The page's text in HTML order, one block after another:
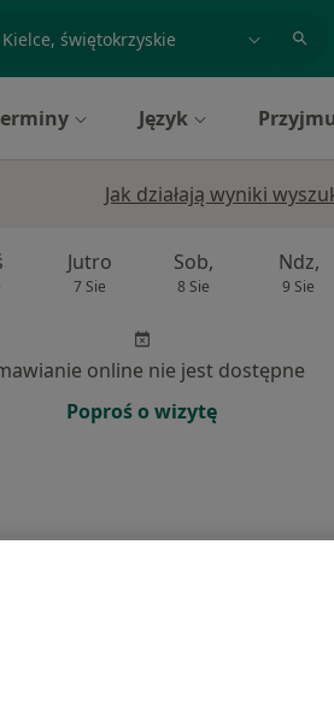
miasto lub dzielnica
Język
Jak działają wyniki
Jutro
7 Sie
Sob,
8 Sie
Ndz,
9 Sie
online nie jest dostępne
Poproś o wizytę